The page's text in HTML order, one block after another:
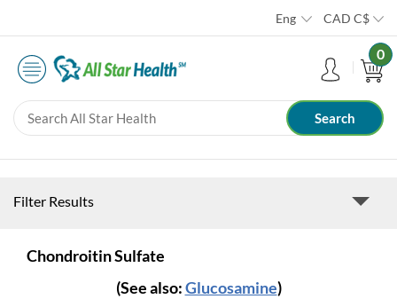
Eng CAD C$
0
Filter Results
Chondroitin Sulfate
(See also:Glucosamine)